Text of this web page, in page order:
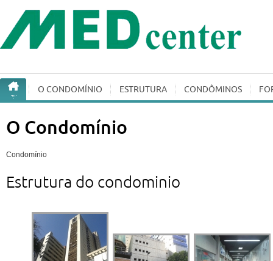
O CONDOMÍ­NIO ESTRUTURA CONDÔMINOS
O Condomínio
Condomínio
Estrutura do condominio